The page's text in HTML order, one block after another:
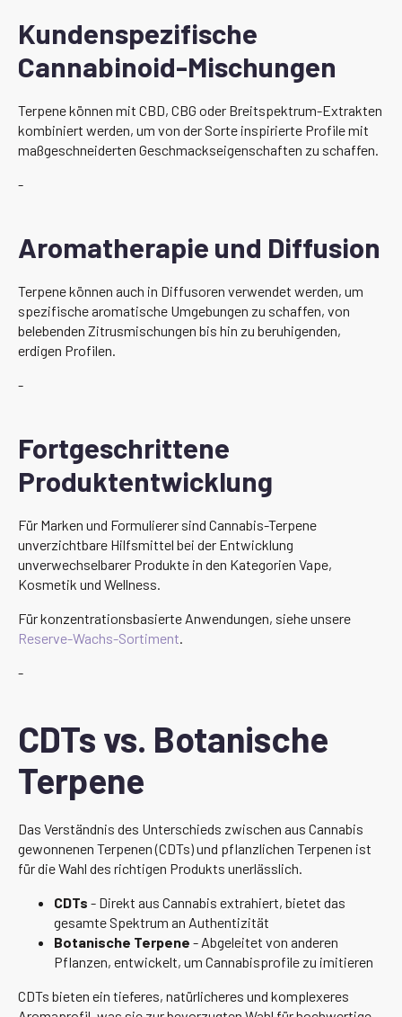
Kundenspezifische
Cannabinoid-Mischungen
Terpene können mit CBD, CBG oder Breitspektrum-Extrakten
kombiniert werden, um von der Sorte inspirierte Profile mit
maßgeschneiderten Geschmackseigenschaften zu schaffen.
-
Aromatherapie und Diffusion
Terpene können auch in Diffusoren verwendet werden, um
spezifische aromatische Umgebungen zu schaffen, von
belebenden Zitrusmischungen bis hin zu beruhigenden,
erdigen Profilen.
-
Fortgeschrittene
Produktentwicklung
Für Marken und Formulierer sind Cannabis-Terpene
unverzichtbare Hilfsmittel bei der Entwicklung
unverwechselbarer Produkte in den Kategorien Vape,
Kosmetik und Wellness.
Für konzentrationsbasierte Anwendungen, siehe unsere
Reserve-Wachs-Sortiment.
-
CDTs vs. Botanische
Terpene
Das Verständnis des Unterschieds zwischen aus Cannabis
gewonnenen Terpenen (CDTs) und pflanzlichen Terpenen ist
für die Wahl des richtigen Produkts unerlässlich.
CDTs - Direkt aus Cannabis extrahiert, bietet das
gesamte Spektrum an Authentizität
Botanische Terpene - Abgeleitet von anderen
Pflanzen, entwickelt, um Cannabisprofile zu imitieren
CDTs bieten ein tieferes, natürlicheres und komplexeres